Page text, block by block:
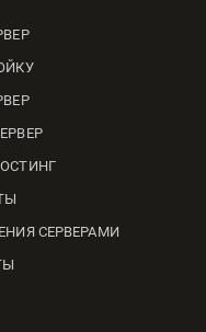
СЕРВЕРАМИ